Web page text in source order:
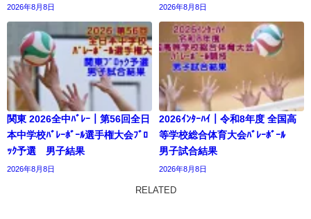
2026年8月8日 2026年8月8日
関東 2026全中ﾊﾞﾚｰ｜第56回全日
本中学校ﾊﾞﾚｰﾎﾞｰﾙ選手権大会ﾌﾞﾛ
ｯｸ予選 男子結果
2026年8月8日
2026ｲﾝﾀｰﾊｲ｜令和8年度 全国高
等学校総合体育大会ﾊﾞﾚｰﾎﾞｰﾙ
男子試合結果
2026年8月8日
RELATED